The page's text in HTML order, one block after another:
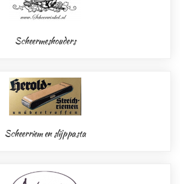
Scheermeshouders
Scheerriem en slijppasta